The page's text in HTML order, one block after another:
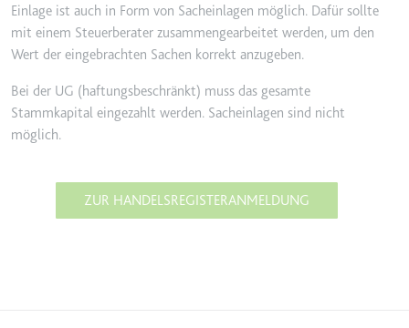
Einlage ist auch in Form von Sacheinlagen möglich. Dafür sollte
mit einem Steuerberater zusammengearbeitet werden, um den
Wert der eingebrachten Sachen korrekt anzugeben.
Bei der UG (haftungsbeschränkt) muss das gesamte
Stammkapital eingezahlt werden. Sacheinlagen sind nicht
möglich.
ZUR HANDELSREGISTERANMELDUNG